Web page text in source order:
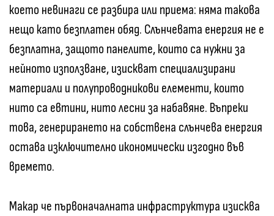
което невинаги се разбира или приема: няма такова
нещо като безплатен обяд. Слънчевата енергия не е
безплатна, защото панелите, които са нужни за
нейното използване, изискват специализирани
материали и полупроводникови елементи, които
нито са евтини, нито лесни за набавяне. Въпреки
това, генерирането на собствена слънчева енергия
остава изключително икономически изгодно във
времето.
Макар че първоначалната инфраструктура изисква